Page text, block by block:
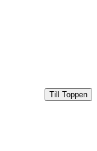
Till Toppen